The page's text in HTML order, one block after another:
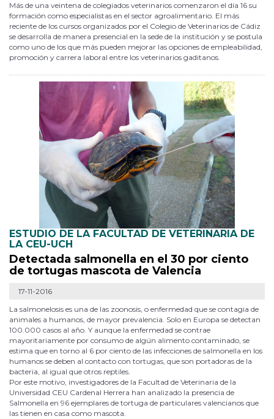
Más de una veintena de colegiados veterinarios comenzaron el día 16 su
formación como especialistas en el sector agroalimentario. El más
reciente de los cursos organizados por el Colegio de Veterinarios de Cádiz
se desarrolla de manera presencial en la sede de la institución y se postula
como uno de los que más pueden mejorar las opciones de empleabilidad,
promoción y carrera laboral entre los veterinarios gaditanos.
ESTUDIO DE LA FACULTAD DE VETERINARIA DE
LA CEU-UCH
Detectada salmonella en el 30 por ciento
de tortugas mascota de Valencia
17-11-2016
La salmonelosis es una de las zoonosis, o enfermedad que se contagia de
animales a humanos, de mayor prevalencia. Solo en Europa se detectan
100.000 casos al año. Y aunque la enfermedad se contrae
mayoritariamente por consumo de algún alimento contaminado, se
estima que en torno al 6 por ciento de las infecciones de salmonella en los
humanos se deben al contacto con tortugas, que son portadoras de la
bacteria, al igual que otros reptiles.
Por este motivo, investigadores de la Facultad de Veterinaria de la
Universidad CEU Cardenal Herrera han analizado la presencia de
Salmonella en 96 ejemplares de tortuga de particulares valencianos que
las tienen en casa como mascota.